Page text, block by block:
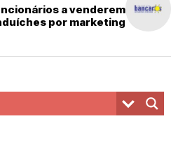
a venderem
por marketing